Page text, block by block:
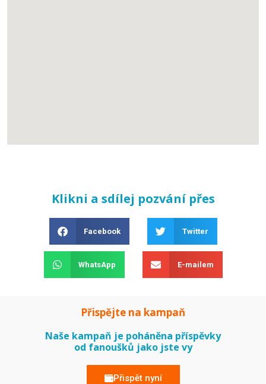
Klikni a sdílej pozvání přes
Facebook Twitter
WhatsApp E-mailem
Přispějte na kampaň
Naše kampaň je poháněna příspěvky
od fanoušků jako jste vy
Přispět nyní